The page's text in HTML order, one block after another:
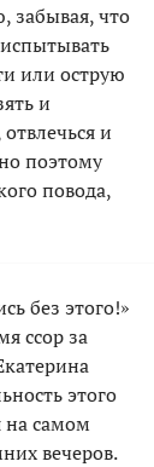
забывая, что
или острую
и
и
поэтому
повода,
без этого!»
ссор за
этого
на самом
вечеров.